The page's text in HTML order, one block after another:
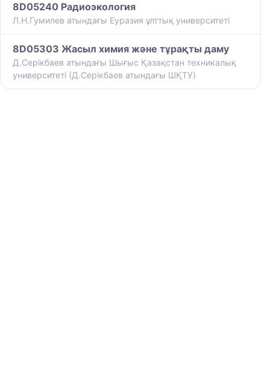
8D05240 Радиоэкология
Л.Н.Гумилев атындағы Еуразия ұлттық университеті
8D05303 Жасыл химия және тұрақты даму
Д.Серікбаев атындағы Шығыс Қазақстан техникалық
университеті (Д.Серікбаев атындағы ШҚТУ)